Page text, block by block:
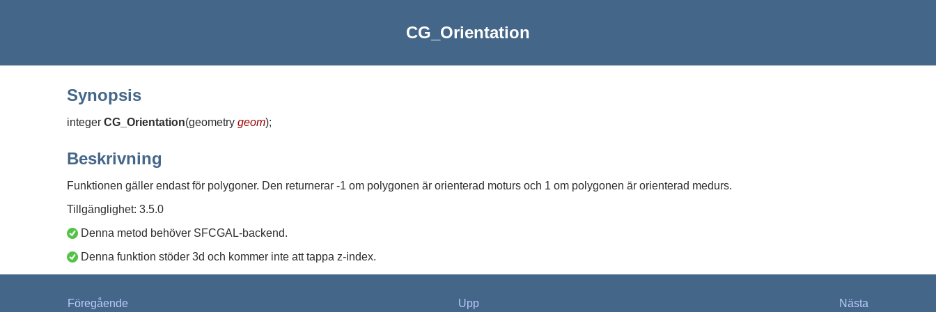
CG_Orientation
Synopsis
integer CG_Orientation(geometry geom);
Beskrivning
Funktionen gäller endast för polygoner. Den returnerar -1 om polygonen är orienterad moturs och 1 om polygonen är orienterad medurs.
Tillgänglighet: 3.5.0
Denna metod behöver SFCGAL-backend.
Denna funktion stöder 3d och kommer inte att tappa z-index.
Föregående Upp
Nästa